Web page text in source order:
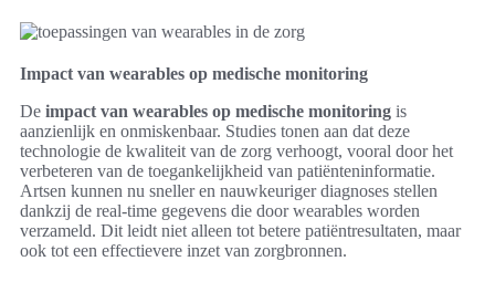
Impact van wearables op medische monitoring
De impact van wearables op medische monitoring is
aanzienlijk en onmiskenbaar. Studies tonen aan dat deze
technologie de kwaliteit van de zorg verhoogt, vooral door het
verbeteren van de toegankelijkheid van patiënteninformatie.
Artsen kunnen nu sneller en nauwkeuriger diagnoses stellen
dankzij de real-time gegevens die door wearables worden
verzameld. Dit leidt niet alleen tot betere patiëntresultaten, maar
ook tot een effectievere inzet van zorgbronnen.